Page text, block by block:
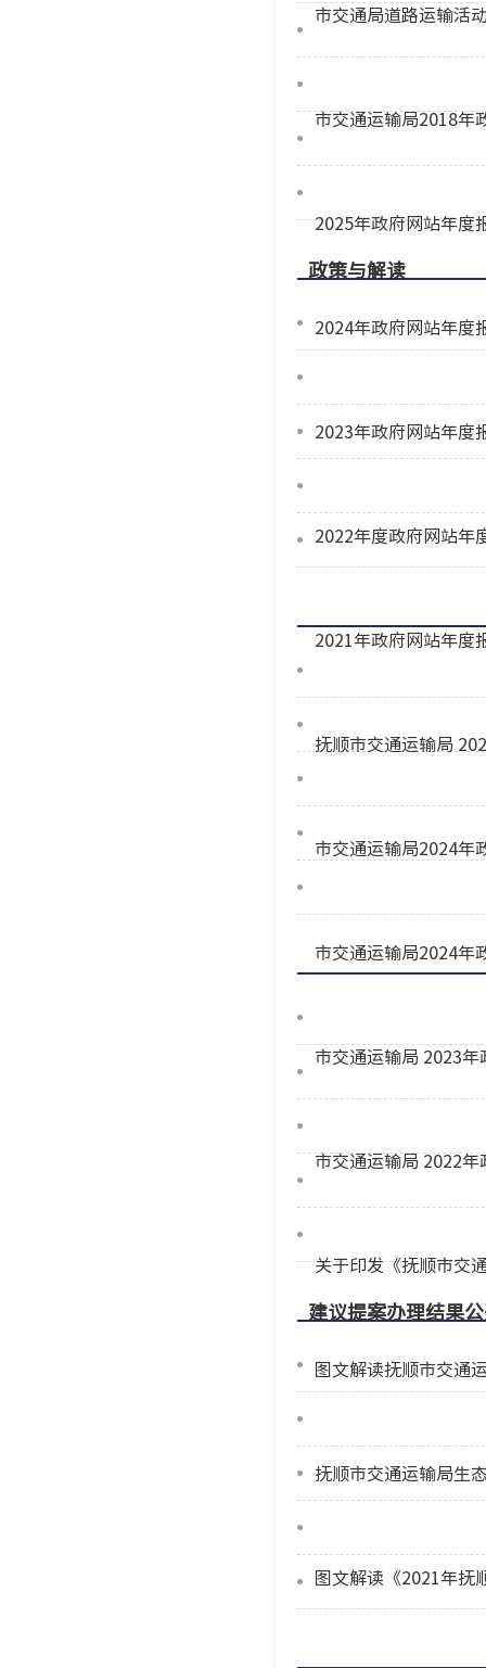
市交通局道路运输活
市交通运输局2018年
2025年政府网站年度
2024年政府网站年度
2023年政府网站年度
2022年度政府网站年
2021年政府网站年度
抚顺市交通运输局
市交通运输局2024年
市交通运输局2024年
市交通运输局 2023
市交通运输局 2022
政策与解读
关于印发《抚顺市交
图文解读抚顺市交通
抚顺市交通运输局生
图文解读《2021年抚
建议提案办理结果